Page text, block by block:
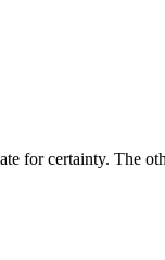
for certainty. The